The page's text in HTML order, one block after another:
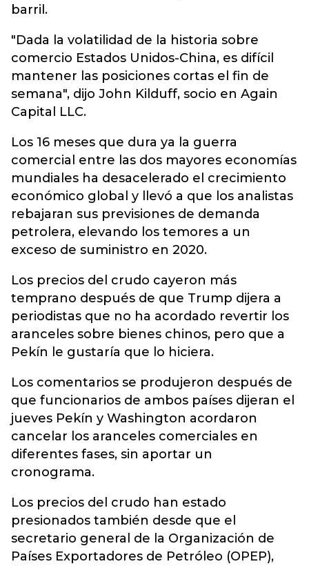
barril.
"Dada la volatilidad de la historia sobre
comercio Estados Unidos-China, es difícil
mantener las posiciones cortas el fin de
semana", dijo John Kilduff, socio en Again
Capital LLC.
Los 16 meses que dura ya la guerra
comercial entre las dos mayores economías
mundiales ha desacelerado el crecimiento
económico global y llevó a que los analistas
rebajaran sus previsiones de demanda
petrolera, elevando los temores a un
exceso de suministro en 2020.
Los precios del crudo cayeron más
temprano después de que Trump dijera a
periodistas que no ha acordado revertir los
aranceles sobre bienes chinos, pero que a
Pekín le gustaría que lo hiciera.
Los comentarios se produjeron después de
que funcionarios de ambos países dijeran el
jueves Pekín y Washington acordaron
cancelar los aranceles comerciales en
diferentes fases, sin aportar un
cronograma.
Los precios del crudo han estado
presionados también desde que el
secretario general de la Organización de
Países Exportadores de Petróleo (OPEP),